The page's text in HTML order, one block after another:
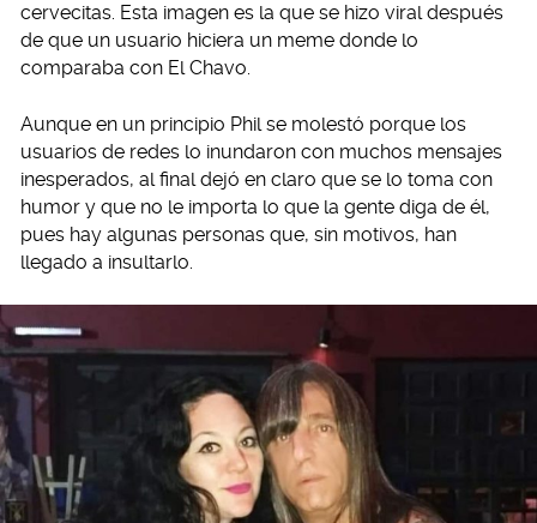
cervecitas. Esta imagen es la que se hizo viral después
de que un usuario hiciera un meme donde lo
comparaba con El Chavo.
Aunque en un principio Phil se molestó porque los
usuarios de redes lo inundaron con muchos mensajes
inesperados, al final dejó en claro que se lo toma con
humor y que no le importa lo que la gente diga de él,
pues hay algunas personas que, sin motivos, han
llegado a insultarlo.